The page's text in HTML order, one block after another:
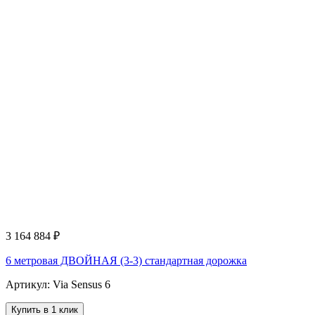
3 164 884 ₽
6 метровая ДВОЙНАЯ (3-3) стандартная дорожка
Артикул: Via Sensus 6
Купить в 1 клик